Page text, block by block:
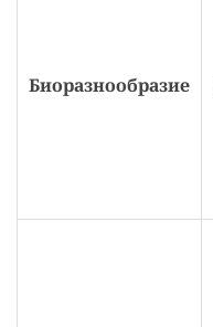
Биоразнообразие